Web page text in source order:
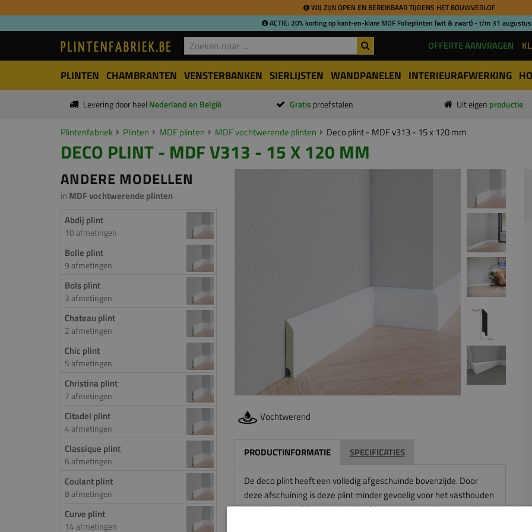
WIJ ZIJN OPEN EN BEREIKBAAR TIJDENS HET BOUWVERLOF
ACTIE: 20% korting op kant-en-klare MDF Folieplinten (wit & zwart) - t/m 31
OFFERTE AANVRAGEN
PLINTEN CHAMBRANTEN VENSTERBANKEN SIERLIJSTEN WANDPANELEN INTERIEURAFWERKING
Levering door heel Nederland en België Gratis proefstalen Uit eigen productie
Plintenfabriek Plinten MDF plinten MDF vochtwerende plinten Deco plint - MDF v313 - 15 x 120 mm
DECO PLINT - MDF V313 - 15 X 120 MM
ANDERE MODELLEN
in MDF vochtwerende plinten
Abdij plint
10 afmetingen
Bolle plint
9 afmetingen
Bols plint
3 afmetingen
Chateau plint
2 afmetingen
Chic plint
5 afmetingen
Christina plint
7 afmetingen
Citadel plint
4 afmetingen
Classique plint
6 afmetingen
Coulant plint
8 afmetingen
Curve plint
14 afmetingen
Vochtwerend
PRODUCTINFORMATIE SPECIFICATIES
De deco plint heeft een volledig afgeschuinde bovenzijde. Door
deze afschuining is deze plint minder gevoelig voor het vasthouden
van vallend stof. De decoplint heeft verder een strakke uitstraling.